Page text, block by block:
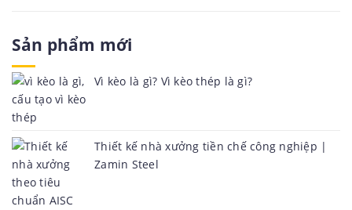
Sản phẩm mới
Vì kèo là gì? Vì kèo thép là gì?
Thiết kế nhà xưởng tiền chế công nghiệp |
Zamin Steel